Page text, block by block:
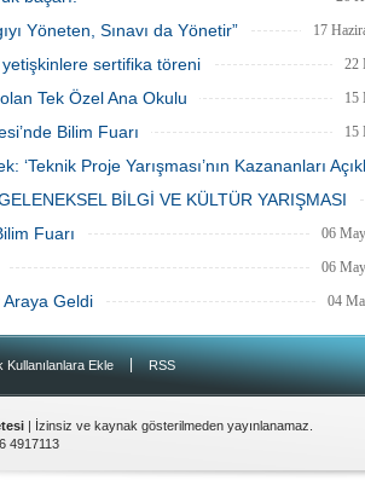
500 tam puanla Türkiye
oldu.
Yöneten, Sınavı da Yönetir” 17
sertifika töreni 22
Tek Özel Ana Okulu 15
Bilim Fuarı 15
‘Teknik Proje Yarışması’nın Kazananları
13
BİLGİ VE KÜLTÜR YARIŞMASI
07
Fuarı 06
06
Geldi 04
Kullanılanlara Ekle | RSS
| İzinsiz ve kaynak gösterilmeden yayınlanamaz.
4917113